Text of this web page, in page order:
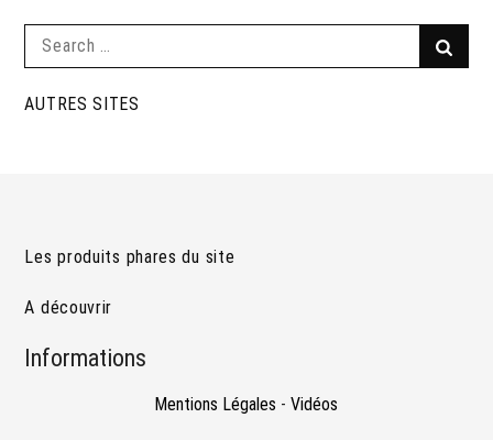
Search
AUTRES SITES
Les produits phares du site
A découvrir
Informations
Mentions Légales -Vidéos